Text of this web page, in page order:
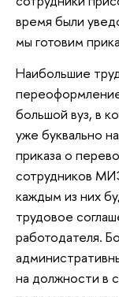
время были
мы готовим
Наибольшие
большой вуз, в
уже буквально
приказа о
сотрудников
каждым из них
трудовое
работодателя.
на должности в